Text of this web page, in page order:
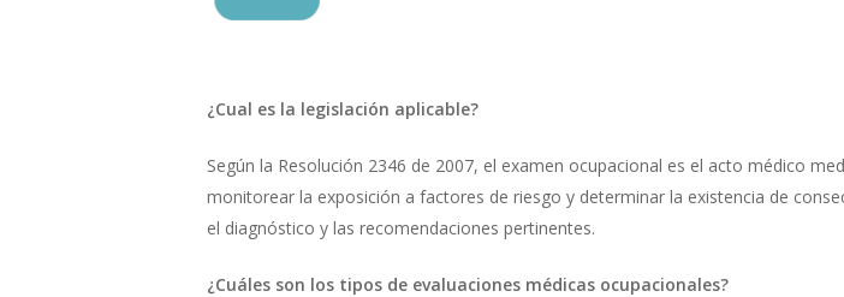
¿Cual es la legislación aplicable?
Según la Resolución 2346 de 2007, el examen ocupacional es el acto médico
monitorear la exposición a factores de riesgo y determinar la existencia de
el diagnóstico y las recomendaciones pertinentes.
¿Cuáles son los tipos de evaluaciones médicas ocupacionales?